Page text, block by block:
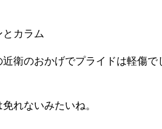
とカラム
近衛のおかげでプライドは軽傷
免れないみたいね。